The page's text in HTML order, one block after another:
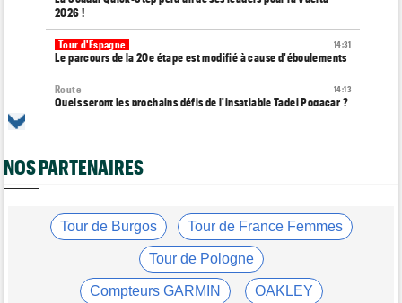
2026 !
14:31
Tour d'Espagne
Le parcours de la 20e étape est modifié à cause d'éboulements
14:13
Route
Quels seront les prochains défis de l'insatiable Tadej Pogacar ?
Tour de Pologne
13:04
Tour de France Femmes
Loes Adegeest : "On essaiera encore..."
Tour de France Femmes
La 9e et dernière étape à Nice... Vollering ou Niewiadoma ?
NOS PARTENAIRES
Tour de Burgos Tour de France Femmes
Tour de Pologne
Compteurs GARMIN OAKLEY